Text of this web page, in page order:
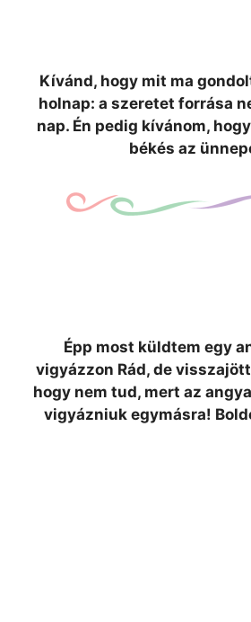
Kívánd, hogy mit ma
holnap: a szeretet forrása
nap. Én pedig kívánom,
békés az
Épp most küldtem egy
vigyázzon Rád, de
hogy nem tud, mert az
vigyázniuk egymásra!